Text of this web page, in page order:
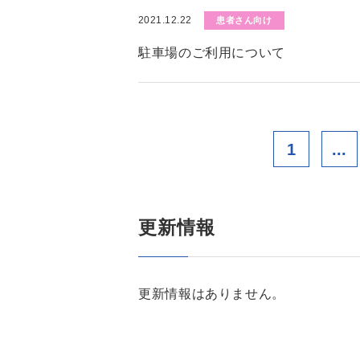
2021.12.22 患者さん向け
駐車場のご利用について
1 ...
更新情報
更新情報はありません。